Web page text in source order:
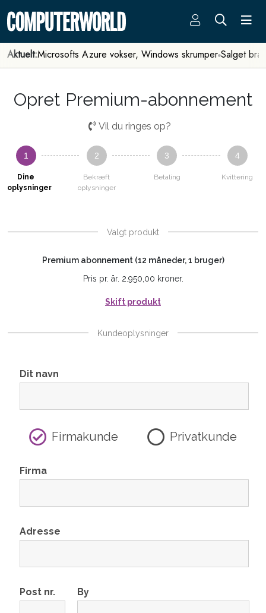
Aktuelt:Microsofts Azure vokser, Windows skrumper Salget
Opret Premium-abonnement
Vil du ringes op?
1
Dine
oplysninger
2
Bekræft
oplysninger
3
Betaling
4
Kvittering
Valgt produkt
Premium abonnement (12 måneder, 1 bruger)
Pris pr. år. 2.950,00 kroner.
Skift produkt
Kundeoplysninger
Dit navn
Firmakunde Privatkunde
Firma
Adresse
Post nr. By